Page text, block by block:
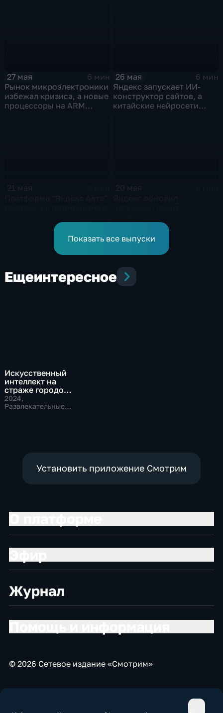
27 мая
6 мин
Рынок микроэлектроники
избежал кризиса, а новые
процессоры на ARM
26 мая
6 мин
Яндекс запускает ИИ-
конструктор сайтов, а
китайские нейросети
Показать все выпуски
Ещеинтересное
Искусственный
интеллект на
страже городов
будущего
2024,
Развлекательные,
Установить приложение Смотрим
Журнал
© 2026 Сетевое издание «Смотрим»